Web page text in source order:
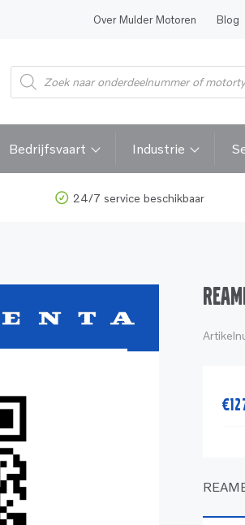
Over Mulder Motoren Blog
Bedrijfsvaart Industrie
24/7 service beschikbaar
€